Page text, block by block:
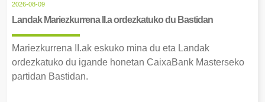
2026-08-09
Landak Mariezkurrena II.a ordezkatuko du Bastidan
Mariezkurrena II.ak eskuko mina du eta Landak
ordezkatuko du igande honetan CaixaBank Masterseko
partidan Bastidan.